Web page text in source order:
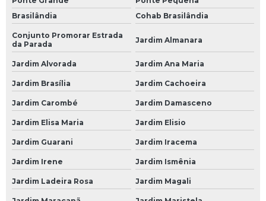
Empresa de Bateria Caminhão
Empresa de Bateria de Caminhão 150 Amperes
Empresa de Bateria de Caminhão 180 Amperes
Empresa de Bateria de Caminhão Moura
Empresa de Bateria Moura de Caminhão
Empresa de Bateria Moura para Caminhão
Empresa de Bateria para Caminhão
Brasilândia
Cohab Brasilândia
Conjunto Promorar Estrada
da Parada
Jardim Almanara
Jardim Alvorada Jardim Ana Maria
Jardim Brasília Jardim Cachoeira
Jardim Carombé Jardim Damasceno
Jardim Elisa Maria Jardim Elisio
Jardim Guarani Jardim Iracema
Jardim Irene Jardim Ismênia
Jardim Ladeira Rosa Jardim Magali